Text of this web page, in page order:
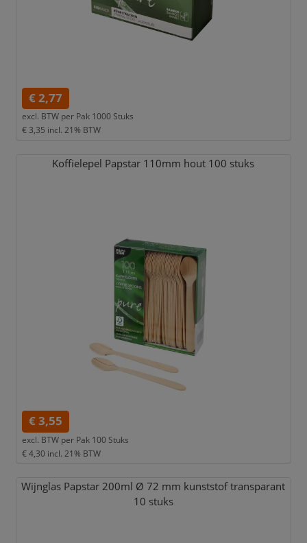
€ 2,77
excl. BTW per Pak 1000 Stuks
€ 3,35 incl. 21% BTW
Koffielepel Papstar 110mm hout 100 stuks
€ 3,55
excl. BTW per Pak 100 Stuks
€ 4,30 incl. 21% BTW
Wijnglas Papstar 200ml Ø 72 mm kunststof transparant
10 stuks